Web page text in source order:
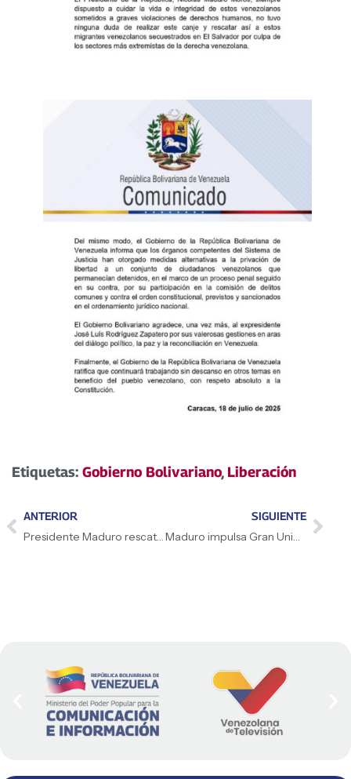
Etiquetas: Gobierno Bolivariano, Liberación
ANTERIOR
Presidente Maduro rescata a niños venezolanos secuestrados
SIGUIENTE
Maduro impulsa Gran Unión Campesina Ezequiel Zamora